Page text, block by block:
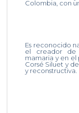
Colombia, con
Es reconocido
el creador de
mamaria y en
Corsé Siluet y
y reconstructiva.